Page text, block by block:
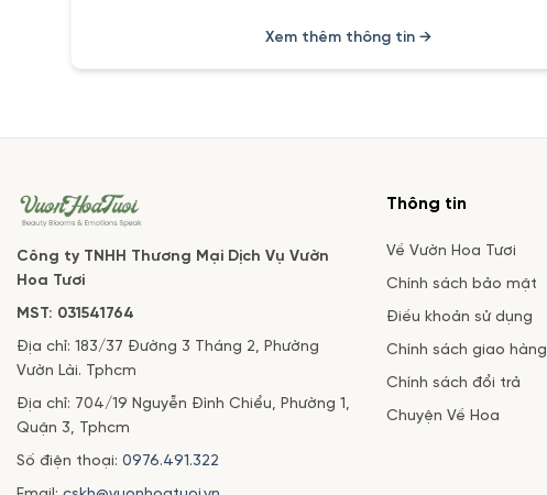
Xem thêm thông tin →
Công ty TNHH Thương Mại Dịch Vụ Vườn
Hoa Tươi
MST: 031541764
Địa chỉ: 183/37 Đường 3 Tháng 2, Phường
Vườn Lài. Tphcm
Địa chỉ: 704/19 Nguyễn Đình Chiểu, Phường 1,
Quận 3, Tphcm
Số điện thoại: 0976.491.322
Thông tin
Về Vườn Hoa Tươi
Chính sách bảo mật
Điều khoản sử dụng
Chính sách giao hàng
Chính sách đổi trả
Chuyện Về Hoa